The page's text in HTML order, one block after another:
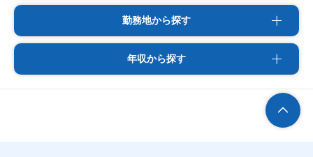
勤務地から探す
年収から探す